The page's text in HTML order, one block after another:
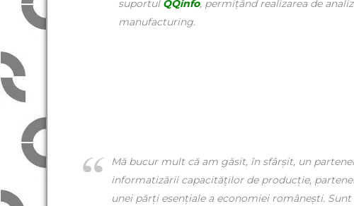
suportul QQinfo, permițând realizarea de
manufacturing.
Mă bucur mult că am găsit, în sfârșit, un
informatizării capacităților de producție,
unei părți esențiale a economiei românești.